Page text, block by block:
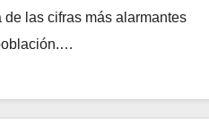
las cifras más alarmantes